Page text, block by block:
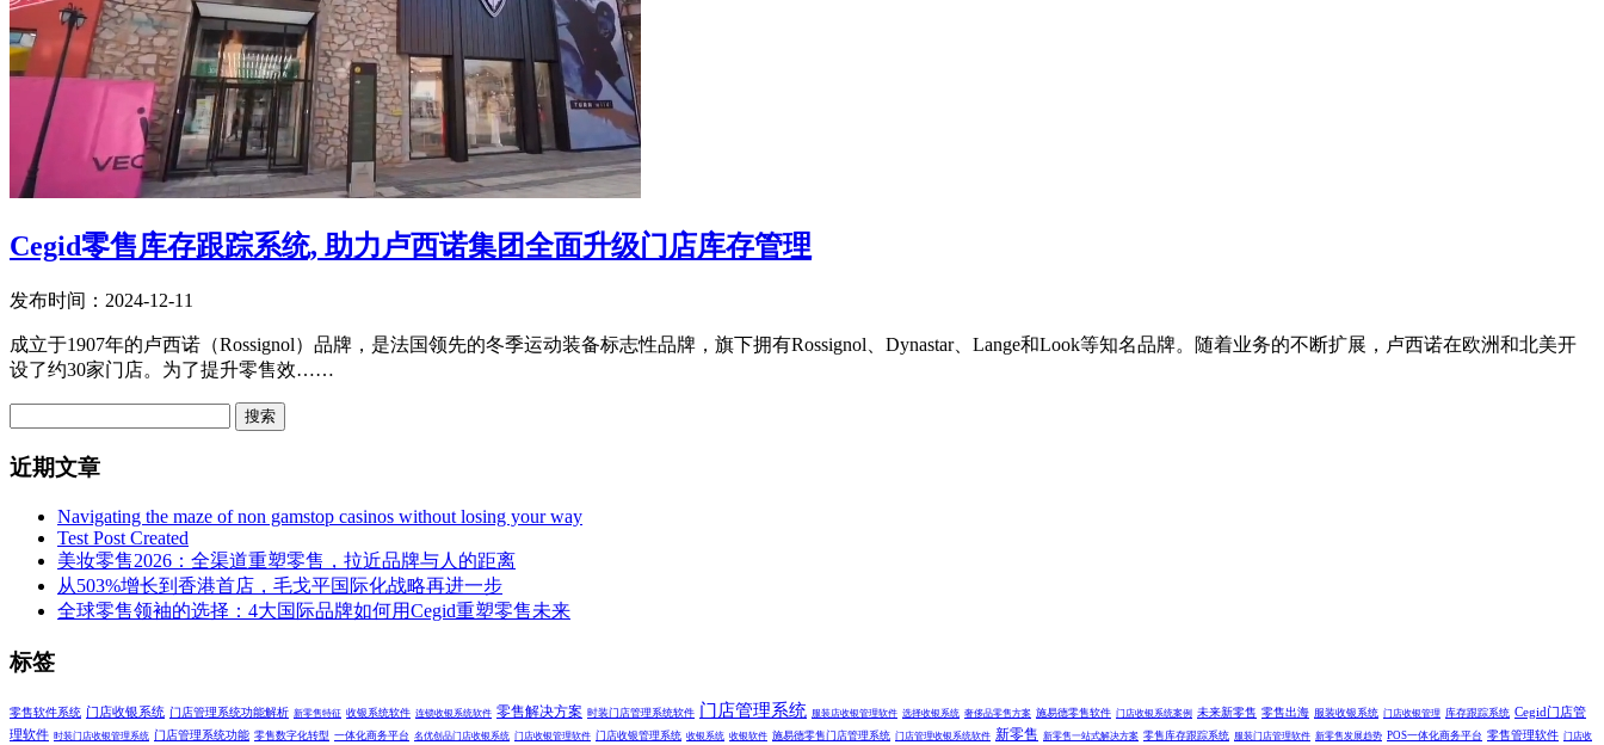
Cegid零售库存跟踪系统, 助力卢西诺集团全面升级门店库存管理
发布时间：2024-12-11
成立于1907年的卢西诺（Rossignol）品牌，是法国领先的冬季运动装备标志性品牌，旗下拥有Rossignol、Dynastar、Lange和Look等知名品牌。随着业务的不断扩展，卢西诺在欧洲和北美开
设了约30家门店。为了提升零售效……
搜索
近期文章
Navigating the maze of non gamstop casinos without losing your way
Test Post Created
美妆零售2026：全渠道重塑零售，拉近品牌与人的距离
从503%增长到香港首店，毛戈平国际化战略再进一步
全球零售领袖的选择：4大国际品牌如何用Cegid重塑零售未来
标签
零售软件系统 门店收银系统 门店管理系统功能解析 新零售特征 收银系统软件 连锁收银系统软件 零售解决方案 时装门店管理系统软件 门店管理系统 服装店收银管理软件 选择收银系统 奢侈品零售方案 施易德零售软件 门店收银系统案例 未来新零售 零售出海 服装收银系统 门店收银管理 库存跟踪系统 Cegid门店管
理软件 时装门店收银管理系统 门店管理系统功能 零售数字化转型 一体化商务平台 名优创品门店收银系统 门店收银管理软件 门店收银管理系统 收银系统 收银软件 施易德零售门店管理系统 门店管理收银系统软件 新零售 新零售一站式解决方案 零售库存跟踪系统 服装门店管理软件 新零售发展趋势 POS一体化商务平台 零售管理软件 门店收